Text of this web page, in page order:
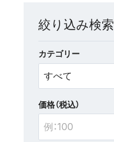
絞り込み検索
カテゴリー
価格（税込）